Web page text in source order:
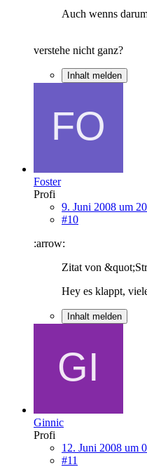
Auch wenns
verstehe nicht ganz?
Inhalt melden
Foster
Profi
9. Juni 2008 um
#10
:arrow:
Zitat von
Hey es klappt,
Inhalt melden
Ginnic
Profi
12. Juni 2008 um
#11